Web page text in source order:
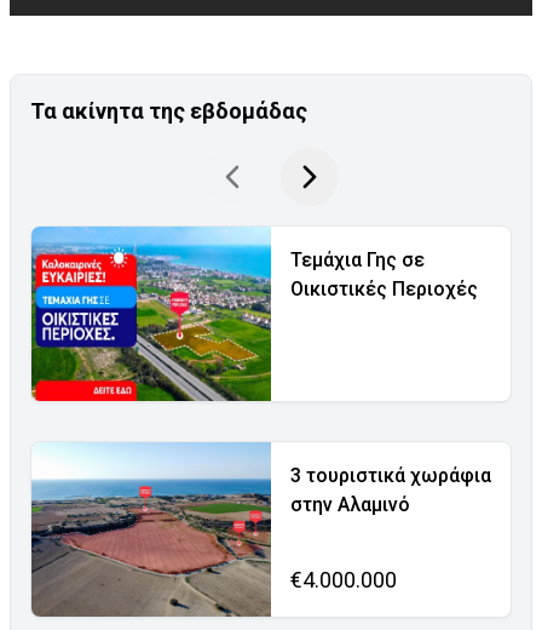
Τα ακίνητα της εβδομάδας
Τεμάχια Γης σε
Οικιστικές Περιοχές
3 τουριστικά χωράφια
στην Αλαμινό
€4.000.000